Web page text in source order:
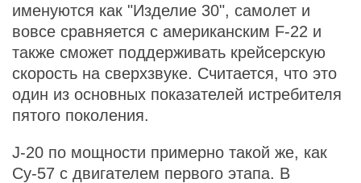
именуются как "Изделие 30", самолет и
вовсе сравняется с американским F-22 и
также сможет поддерживать крейсерскую
скорость на сверхзвуке. Считается, что это
один из основных показателей истребителя
пятого поколения.
J-20 по мощности примерно такой же, как
Су-57 с двигателем первого этапа. В